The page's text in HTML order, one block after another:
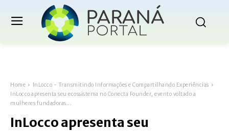
Home
InLocco - Transmitindo Informações e Compartilhando Experiências
InLocco apresenta seu ecossistema no Conecta Founder, evento voltado a
mulheres fundadoras...
InLocco apresenta seu